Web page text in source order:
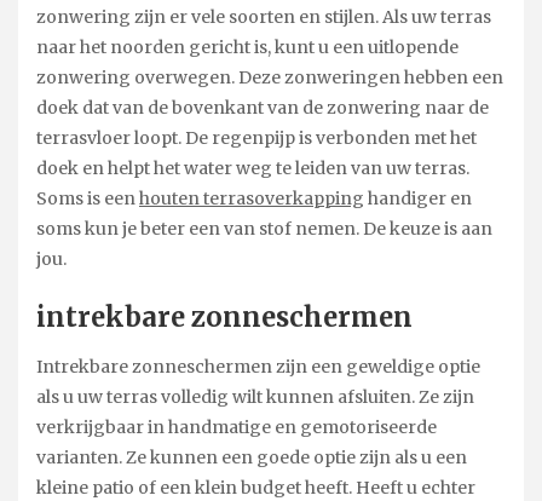
zonwering zijn er vele soorten en stijlen. Als uw terras
naar het noorden gericht is, kunt u een uitlopende
zonwering overwegen. Deze zonweringen hebben een
doek dat van de bovenkant van de zonwering naar de
terrasvloer loopt. De regenpijp is verbonden met het
doek en helpt het water weg te leiden van uw terras.
Soms is eenhouten terrasoverkapping handiger en
soms kun je beter een van stof nemen. De keuze is aan
jou.
intrekbare zonneschermen
Intrekbare zonneschermen zijn een geweldige optie
als u uw terras volledig wilt kunnen afsluiten. Ze zijn
verkrijgbaar in handmatige en gemotoriseerde
varianten. Ze kunnen een goede optie zijn als u een
kleine patio of een klein budget heeft. Heeft u echter